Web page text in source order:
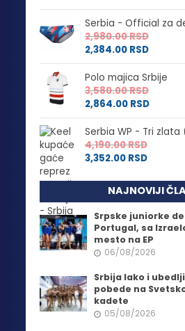
Serbia - Official za
2,980.00RSD
2,384.00 RSD
Polo majica Srbije
3,580.00RSD
2,864.00 RSD
Serbia WP - Tri zlata
4,190.00RSD
3,352.00 RSD
NAJNOVIJI
Srpske juniorke
Portugal, sa
mesto na EP
06/08/2026
Srbija lako i
pobede na
kadete
05/08/2026